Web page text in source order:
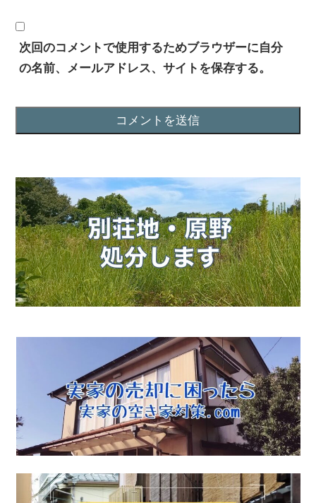
次回のコメントで使用するためブラウザーに自分
の名前、メールアドレス、サイトを保存する。